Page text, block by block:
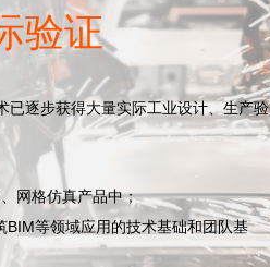
验证
已逐步获得大量实际工业设计、生产验
网格仿真产品中；
等领域应用的技术基础和团队基